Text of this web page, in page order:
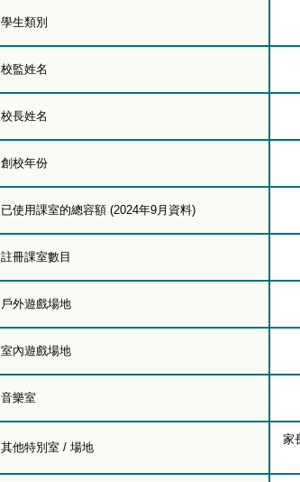
學生類別
校監姓名
校長姓名
創校年份
已使用課室的總容額 (2024年9月資料)
註冊課室數目
戶外遊戲場地
室內遊戲場地
音樂室
其他特別室 / 場地
家